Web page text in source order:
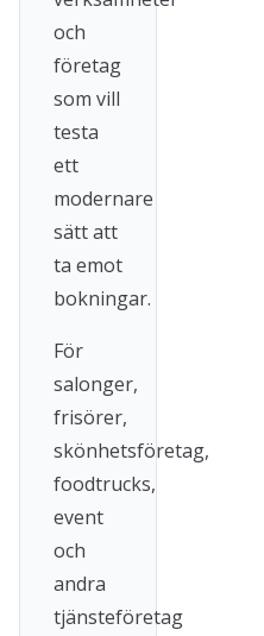
och
företag
som vill
testa
ett
modernare
sätt att
ta emot
bokningar.
För
salonger,
frisörer,
skönhetsföretag,
foodtrucks,
event
och
andra
tjänsteföretag